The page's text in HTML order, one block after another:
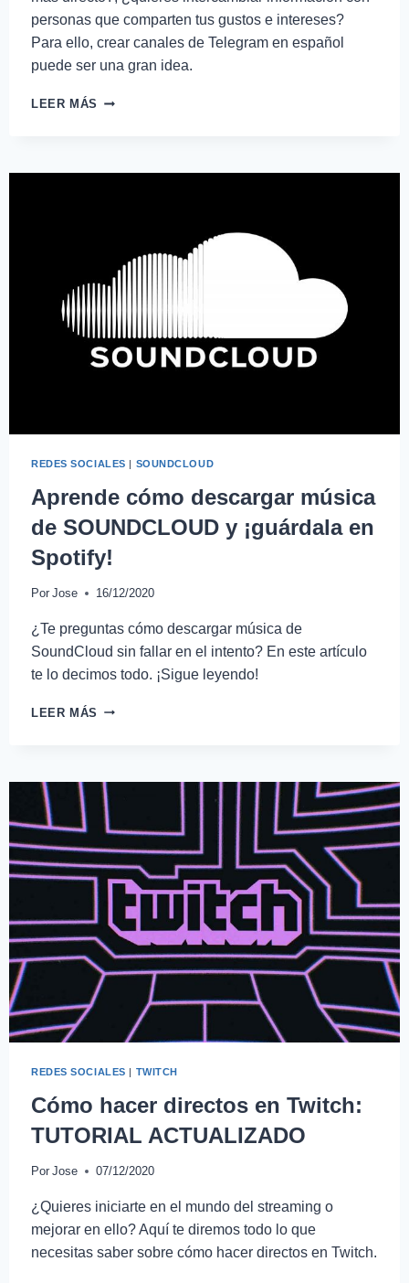
personas que comparten tus gustos e intereses?
Para ello, crear canales de Telegram en español
puede ser una gran idea.
LEER MÁS
REDES SOCIALES | SOUNDCLOUD
Aprende cómo descargar música
de SOUNDCLOUD y ¡guárdala en
Spotify!
Por Jose 16/12/2020
¿Te preguntas cómo descargar música de
SoundCloud sin fallar en el intento? En este artículo
te lo decimos todo. ¡Sigue leyendo!
LEER MÁS
REDES SOCIALES | TWITCH
Cómo hacer directos en Twitch:
TUTORIAL ACTUALIZADO
Por Jose 07/12/2020
¿Quieres iniciarte en el mundo del streaming o
mejorar en ello? Aquí te diremos todo lo que
necesitas saber sobre cómo hacer directos en Twitch.